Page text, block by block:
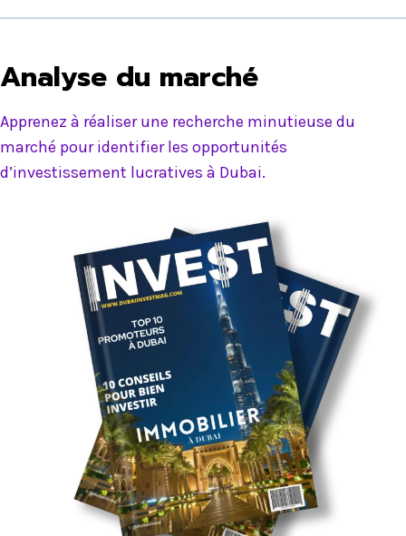
Analyse du marché
Apprenez à réaliser une recherche minutieuse du
marché pour identifier les opportunités
d’investissement lucratives à Dubai.